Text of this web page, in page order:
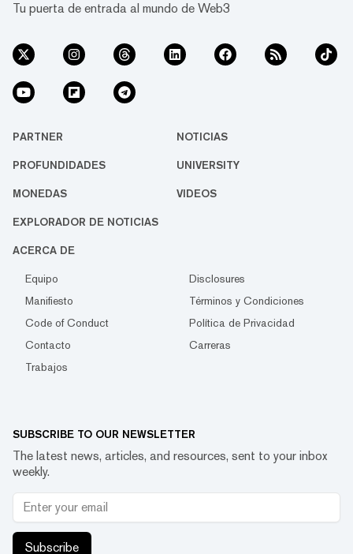
Tu puerta de entrada al mundo de Web3
PARTNER NOTICIAS
PROFUNDIDADES UNIVERSITY
MONEDAS VIDEOS
EXPLORADOR DE NOTICIAS
ACERCA DE
Equipo
Disclosures
Manifiesto
Términos y Condiciones
Code of Conduct
Política de Privacidad
Contacto
Carreras
Trabajos
SUBSCRIBE TO OUR NEWSLETTER
The latest news, articles, and resources, sent to your inbox
weekly.
Subscribe